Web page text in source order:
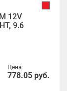
12V
9.6
Цена
778.05 руб.